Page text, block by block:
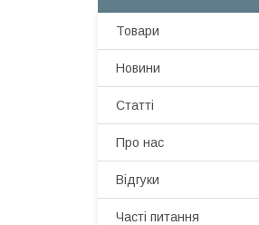
Товари
Новини
Статтi
Про нас
Вiдгуки
Частi питання